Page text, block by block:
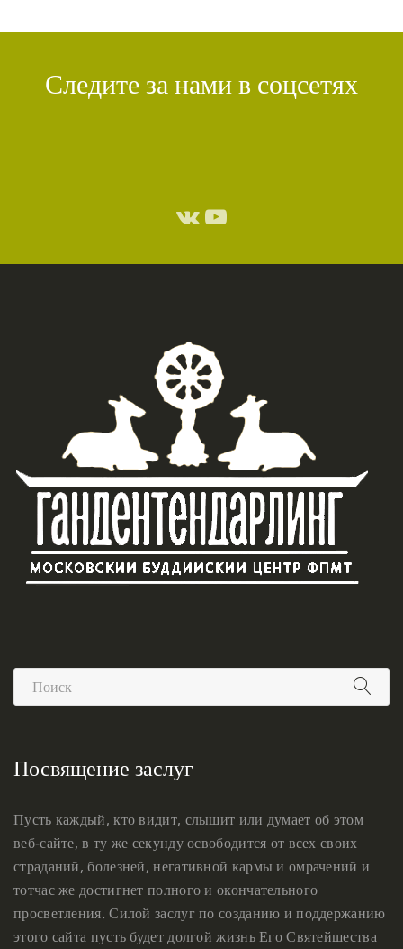
Следите за нами в соцсетях
Посвящение заслуг
Пусть каждый, кто видит, слышит или думает об этом
веб-сайте, в ту же секунду освободится от всех своих
страданий, болезней, негативной кармы и омрачений и
тотчас же достигнет полного и окончательного
просветления. Силой заслуг по созданию и поддержанию
этого сайта пусть будет долгой жизнь Его Святейшества